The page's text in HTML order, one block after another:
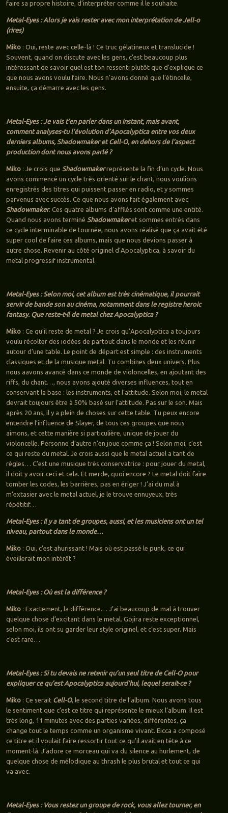
faire sa propre histoire, d’interpréter comme il le souhaite.
Metal-Eyes : Alors je vais rester avec mon interprétation de Jell-o
(rires)
Miko: Oui, reste avec celle-là ! Ce truc gélatineux et translucide !
Souvent, quand on discute avec les gens, c’est beaucoup plus
intéressant de savoir quel est ton ressenti plutôt que d’explique ce
que nous avons voulu faire. Nous n’avons donné que l’étincelle,
ensuite, ça démarre avec les gens.
Metal-Eyes : Je vais t’en parler dans un instant, mais avant,
comment analyses-tu l’évolution d’Apocalyptica entre vos deux
derniers albums, Shadowmaker et Cell-O, en dehors de l’aspect
production dont nous avons parlé ?
Miko: Je crois que Shadowmakerreprésente la fin d’un cycle. Nous
avons commencé un cycle très orienté sur le chant, nous voulions
enregistrés des titres qui puissent passer en radio, et y sommes
parvenus avec succès. Ce que nous avons fait également avec
Shadowmaker. Ces quatre albums d’affilés sont comme une entité.
Quand nous avons terminé Shadowmakeret sommes entrés dans
ce cycle interminable de tournée, nous avons réalisé que ça avait été
super cool de faire ces albums, mais que nous devions passer à
autre chose. Revenir au côté originel d’Apocalyptica, à savoir du
metal progressif instrumental.
Metal-Eyes : Selon moi, cet album est très cinématique, il pourrait
servir de bande son au cinéma, notamment dans le registre heroic
fantasy. Que reste-t-il de metal chez Apocalyptica ?
Miko: Ce qu’il reste de metal ? Je crois qu’Apocalyptica a toujours
voulu récolter des iodées de partout dans le monde et les réunir
autour d’une table. Le point de départ est simple : des instruments
classiques et de la musique metal. Tu combines deux univers. Plus
nous aavons avancé dans ce monde de violoncelles, en ajoutant des
riffs, du chant…, nous avons ajouté diverses influences, tout en
conservant la base : les instruments, et l’attitude. Selon moi, le metal
devrait toujours être à 50% basé sur l’attitude. Pas sur le son. Mais
après 20 ans, il y a plein de choses sur cette table. Tu peux encore
entendre l’influence de Slayer, de tous ces groupes que nous
aimons, et cette manière si particulière, unique de jouer du
violoncelle. Personne d’autre n’en joue comme ça ! Selon moi, c’est
ce qui reste du metal. Je crois aussi que le metal actuel a tant de
règles… C’est une musique très conservatrice : pour jouer du metal,
il doit y avoir ceci et cela. Et merde, quoi encore ? Le metal doit faire
tomber les codes, les barrières, pas en ériger ! J’ai du mal à
m’extasier avec le metal actuel, je le trouve ennuyeux, très
répétitif…
Metal-Eyes : Il y a tant de groupes, aussi, et les musiciens ont un tel
niveau, partout dans le monde…
Miko: Oui, c’est ahurissant ! Mais où est passé le punk, ce qui
éveillerait mon intérêt ?
Metal-Eyes : Où est la différence ?
Miko: Exactement, la différence… J’ai beaucoup de mal à trouver
quelque chose d’excitant dans le metal. Gojira reste exceptionnel,
selon moi, ils ont su garder leur style originel, et c’est super. Mais
c’est rare…
Metal-Eyes : Si tu devais ne retenir qu’un seul titre de Cell-O pour
expliquer ce qu’est Apocalyptica aujourd’hui, lequel serait-ce ?
Miko: Ce serait Cell-O, le second titre de l’album. Nous avons tous
le sentiment que c’est ce titre qui représente le mieux l’album. Il est
très long, 11 minutes avec des parties variées, différentes, ça
change tout le temps comme un organisme vivant. Eicca a composé
ce titre et il voulait faire ressortir tout ce qu’il avait en tête à ce
moment-là. J’adore ce morceau qui va du silence au hurlement, de
quelque chose de mélodique au thrash le plus brutal et tout ce qui
va avec.
Metal-Eyes : Vous restez un groupe de rock, vous allez tourner, en